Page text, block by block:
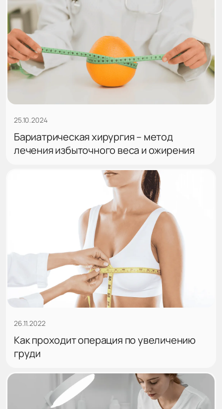
25.10.2024
Бариатрическая хирургия – метод
лечения избыточного веса и ожирения
26.11.2022
Как проходит операция по увеличению
груди